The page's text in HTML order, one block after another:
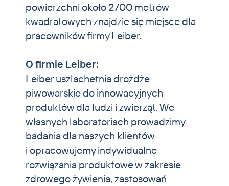
powierzchni około 2700 metrów
kwadratowych znajdzie się miejsce dla
pracowników firmy Leiber.
O firmie Leiber:
Leiber uszlachetnia drożdże
piwowarskie do innowacyjnych
produktów dla ludzi i zwierząt. We
własnych laboratoriach prowadzimy
badania dla naszych klientów
i opracowujemy indywidualne
rozwiązania produktowe w zakresie
zdrowego żywienia, zastosowań